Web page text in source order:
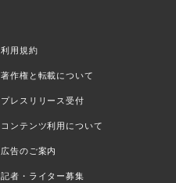
利用規約
著作権と転載について
プレスリリース受付
コンテンツ利用について
広告のご案内
記者・ライター募集